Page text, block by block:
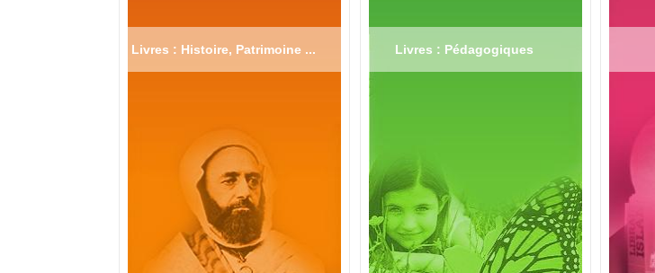
Livres : Histoire, Patrimoine ... Livres : Pédagogiques